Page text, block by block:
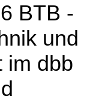
BTB -
und
im dbb